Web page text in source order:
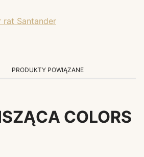
PRODUKTY POWIĄZANE
COLORS